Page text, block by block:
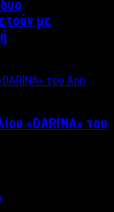
με
«DARINA» του